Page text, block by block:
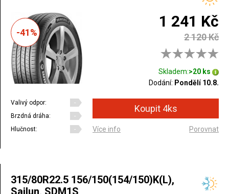
-41%
1 241 Kč
2 120 Kč
Skladem:>20 ks
Dodání: Pondělí 10.8.
Valivý odpor:
-
Brzdná dráha:
-
Hlučnost:
- Více info Porovnat
315/80R22.5 156/150(154/150)K(L),
Sailun, SDM1S